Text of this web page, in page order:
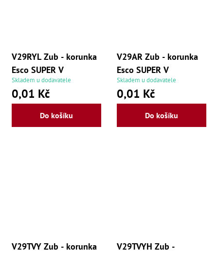
V29RYL Zub - korunka
Esco SUPER V
Skladem u dodavatele
0,01 Kč
Do košíku
V29AR Zub - korunka
Esco SUPER V
Skladem u dodavatele
0,01 Kč
Do košíku
V29TVY Zub - korunka
V29TVYH Zub -